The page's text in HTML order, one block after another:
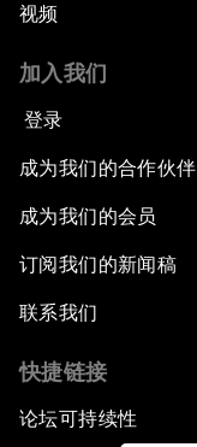
视频
加入我们
登录
成为我们的合作伙伴
成为我们的会员
订阅我们的新闻稿
联系我们
快捷链接
论坛可持续性